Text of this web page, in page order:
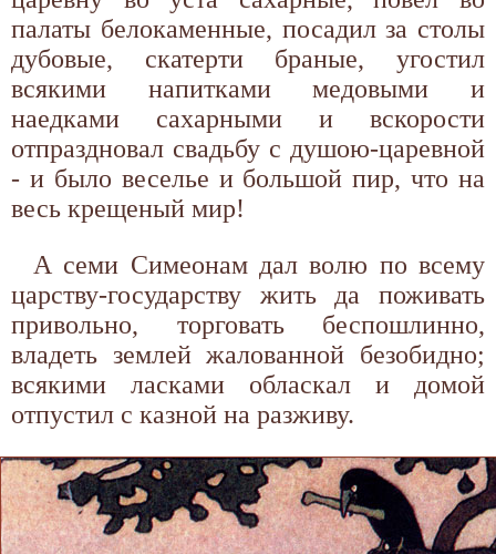
палаты белокаменные, посадил за столы
дубовые, скатерти браные, угостил
всякими напитками медовыми и
наедками сахарными и вскорости
отпраздновал свадьбу с душою-царевной
- и было веселье и большой пир, что на
весь крещеный мир!
А семи Симеонам дал волю по всему
царству-государству жить да поживать
привольно, торговать беспошлинно,
владеть землей жалованной безобидно;
всякими ласками обласкал и домой
отпустил с казной на разживу.